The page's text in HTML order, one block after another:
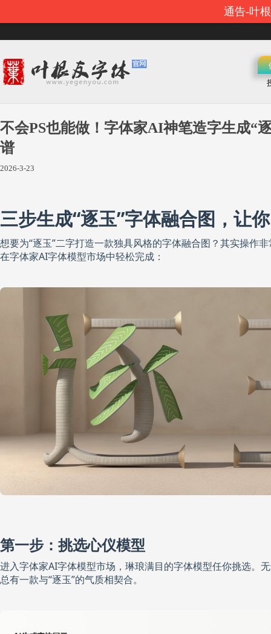
通告-叶
不会PS也能做！字体家AI神笔造字生成“
谱
2026-3-23
三步生成“逐玉”字体融合图，让
想要为“逐玉”二字打造一款独具风格的字体融合图？其实操作
在字体家AI字体模型市场中轻松完成：
第一步：挑选心仪模型
进入字体家AI字体模型市场，琳琅满目的字体模型任你挑选。
总有一款与“逐玉”的气质相契合。